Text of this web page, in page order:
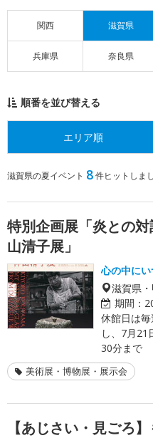
関西 滋賀県
兵庫県 奈良県
順番を並び替える
エリア順
滋賀県の夏イベント 8件ヒットしま
特別企画展「炎との
山清子展」
心の中に
滋賀県
期間：
休館日は
し、7月21
30分まで
美術展・博物展・展示会
【あじさい・見ごろ